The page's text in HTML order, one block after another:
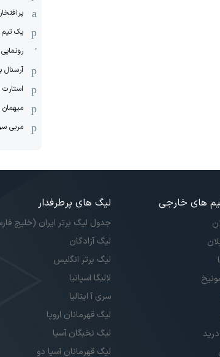
یک
آرسنال
مربی
های خارجی لیگ های پرطرفدار
جدول لیگ برتر ایران (خلیج
لیگ آزادگان
لیگ برتر انگلیس
لالیگا اسپانیا
سری آ ایتالیا
لیگ قهرمانان اروپا
لیگ نخبگان آسیا
لیگ قهرمانان آسیا دو